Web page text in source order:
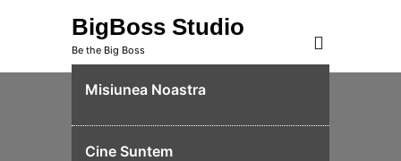
BigBoss Studio
Be the Big Boss
Misiunea Noastra
Cine Suntem